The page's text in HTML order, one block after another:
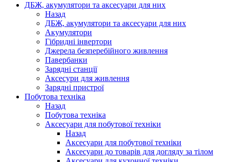
ДБЖ, акумулятори та аксесуари для них
Назад
ДБЖ, акумулятори та аксесуари для них
Акумулятори
Гібридні інвертори
Джерела безперебійного живлення
Павербанки
Зарядні станції
Аксесури для живлення
Зарядні пристрої
Побутова техніка
Назад
Побутова техніка
Аксесуари для побутової техніки
Назад
Аксесуари для побутової техніки
Аксесуари до товарів для догляду за тілом